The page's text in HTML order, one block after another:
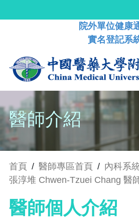
院外單位健康
實名登記系
醫師介紹
首頁 / 醫師專區首頁 / 內科系
張淳堆 Chwen-Tzuei Chang 醫
醫師個人介紹